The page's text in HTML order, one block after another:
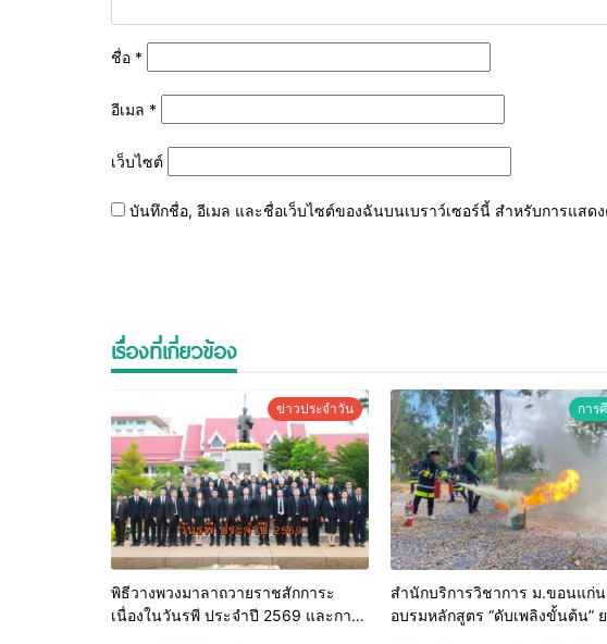
ชื่อ *
อีเมล *
เว็บไซต์
บันทึกชื่อ, อีเมล และชื่อเว็บไซต์ของฉันบนเบราว์เซอร์นี้ สำหรับการแสด
เรื่องที่เกี่ยวข้อง
ข่าวประจำวัน
พิธีวางพวงมาลาถวายราชสักการะ
เนื่องในวันรพี ประจำปี 2569 และการ
การ
สำนักบริการวิชาการ ม.ขอนแก่
อบรมหลักสูตร “ดับเพลิงขั้นต้น”